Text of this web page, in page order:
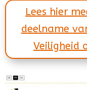
Lees hier
deelname
Veiligheid